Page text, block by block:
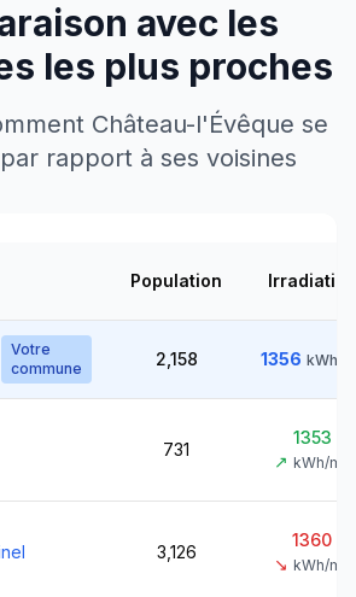
avec les
les plus proches
Château-l'Évêque se
rapport à ses voisines
Population Irradiation
Votre
commune
2,158 1356 kWh/
731
1353
↗ kWh/m²
3,126
1360
↘ kWh/m²